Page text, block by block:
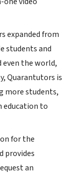
expanded from
students and
the world,
Quarantutors is
more students,
education to
for the
provides
an